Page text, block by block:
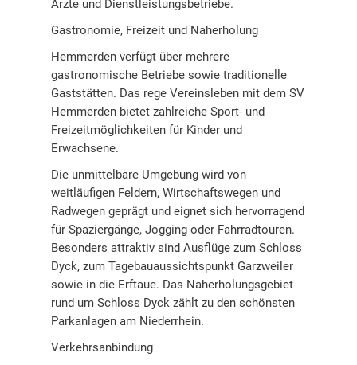
Ärzte und Dienstleistungsbetriebe.
Gastronomie, Freizeit und Naherholung
Hemmerden verfügt über mehrere
gastronomische Betriebe sowie traditionelle
Gaststätten. Das rege Vereinsleben mit dem SV
Hemmerden bietet zahlreiche Sport- und
Freizeitmöglichkeiten für Kinder und
Erwachsene.
Die unmittelbare Umgebung wird von
weitläufigen Feldern, Wirtschaftswegen und
Radwegen geprägt und eignet sich hervorragend
für Spaziergänge, Jogging oder Fahrradtouren.
Besonders attraktiv sind Ausflüge zum Schloss
Dyck, zum Tagebauaussichtspunkt Garzweiler
sowie in die Erftaue. Das Naherholungsgebiet
rund um Schloss Dyck zählt zu den schönsten
Parkanlagen am Niederrhein.
Verkehrsanbindung